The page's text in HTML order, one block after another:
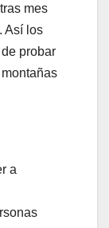
mes
Así los
probar
a